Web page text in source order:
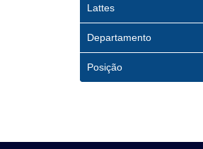
Lattes
Departamento
Posição